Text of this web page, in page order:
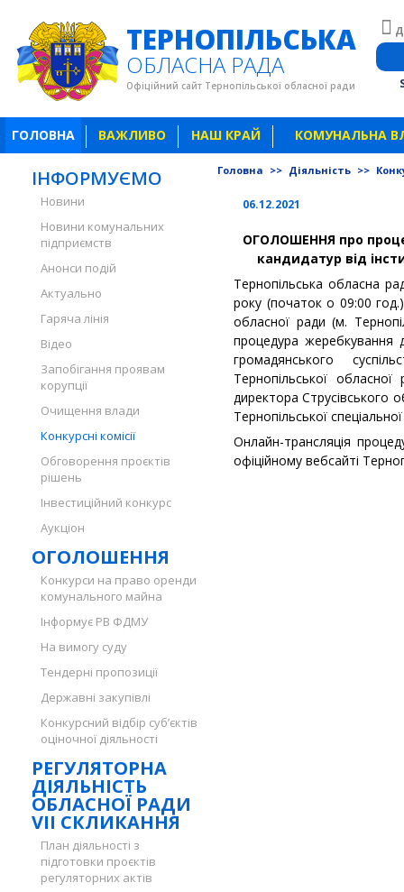
ТЕРНОПІЛЬСЬКА
ОБЛАСНА РАДА
Офіційний сайт Тернопільської обласної ради
ГОЛОВНА ВАЖЛИВО НАШ КРАЙ КОМУНАЛЬНА
ІНФОРМУЄМО
Новини
Новини комунальних
підприємств
Анонси подій
Актуально
Гаряча лінія
Відео
Запобігання проявам
корупції
Очищення влади
Конкурсні комісії
Обговорення проєктів
рішень
Інвестиційний конкурс
Аукціон
ОГОЛОШЕННЯ
Конкурси на право оренди
комунального майна
Інформує РВ ФДМУ
На вимогу суду
Тендерні пропозиції
Державні закупівлі
Конкурсний відбір суб’єктів
оціночної діяльності
РЕГУЛЯТОРНА
ДІЯЛЬНІСТЬ
ОБЛАСНОЇ РАДИ
VII СКЛИКАННЯ
План діяльності з
підготовки проєктів
регуляторних актів
Головна >> Діяльність >>
06.12.2021
ОГОЛОШЕННЯ про
кандидатур від
Тернопільська обласна
року (початок о 09:00 год.)
обласної ради (м.
процедура жеребкування
громадянського
Тернопільської
директора Струсівського
Тернопільської
Онлайн-трансляція
офіційному вебсайті